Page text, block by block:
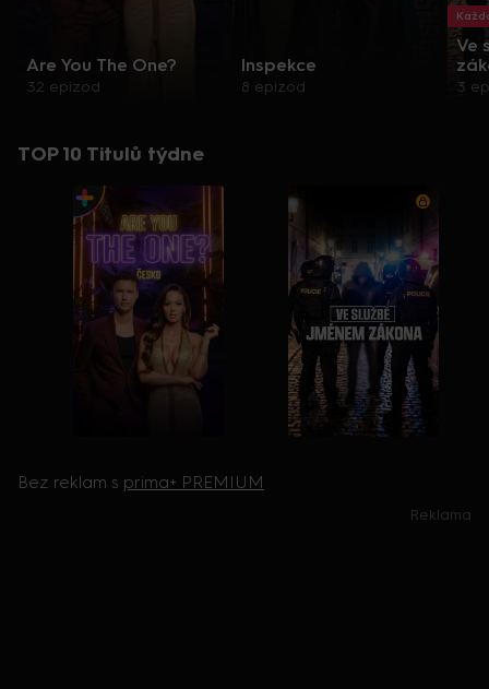
Are You The One?
32 epizod
Inspekce
8 epizod
Ve
3
TOP 10 Titulů týdne
Bez reklam s prima+ PREMIUM
Reklama